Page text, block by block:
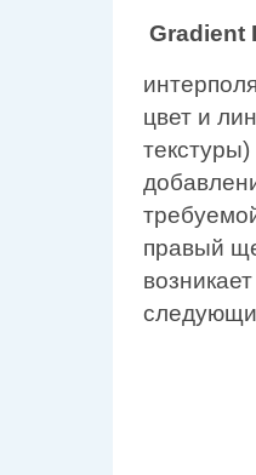
Gradient
цвет и
правый